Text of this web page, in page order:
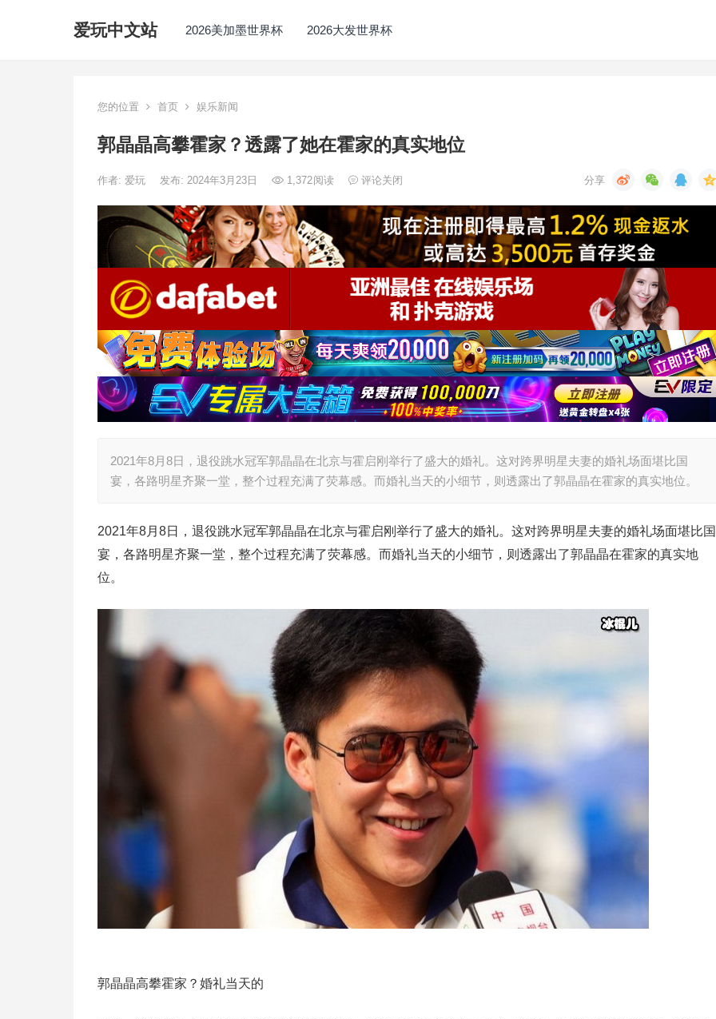
爱玩中文站 2026美加墨世界杯 2026大发世界杯
您的位置 首页 娱乐新闻
郭晶晶高攀霍家？透露了她在霍家的真实地位
作者: 爱玩 发布: 2024年3月23日 1,372阅读 评论关闭
2021年8月8日，退役跳水冠军郭晶晶在北京与霍启刚举行了盛大的婚礼。这对跨界明星夫妻的婚礼场面堪比国
宴，各路明星齐聚一堂，整个过程充满了荧幕感。而婚礼当天的小细节，则透露出了郭晶晶在霍家的真实地位。
2021年8月8日，退役跳水冠军郭晶晶在北京与霍启刚举行了盛大的婚礼。这对跨界明星夫妻的婚礼场面堪比国
宴，各路明星齐聚一堂，整个过程充满了荧幕感。而婚礼当天的小细节，则透露出了郭晶晶在霍家的真实地
位。
郭晶晶高攀霍家？婚礼当天的